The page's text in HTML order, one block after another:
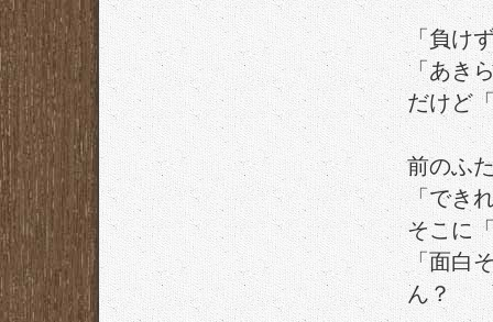
「負け
「あき
だけど
前のふ
「でき
そこに
「面白
ん？